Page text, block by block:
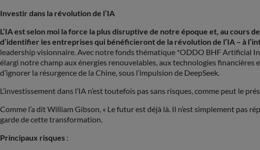
Investir dans la révolution de l’IA
L’IA est selon moi la force la plus disruptive de notre époque et, au
d’identifier les entreprises qui bénéficieront de la révolution de l’IA – à
leadership visionnaire. Avec notre fonds thématique *ODDO BHF Artificial
élargi notre champ aux énergies renouvelables, aux technologies
d’ignorer la résurgence de la Chine, sous l’impulsion de DeepSeek.
L’investissement dans l’IA n’est toutefois pas sans risques, comme peut le
Comme l’a dit William Gibson, « Le futur est déjà là. Il n’est simplement pas
garde de cette transformation.
Principaux risques :